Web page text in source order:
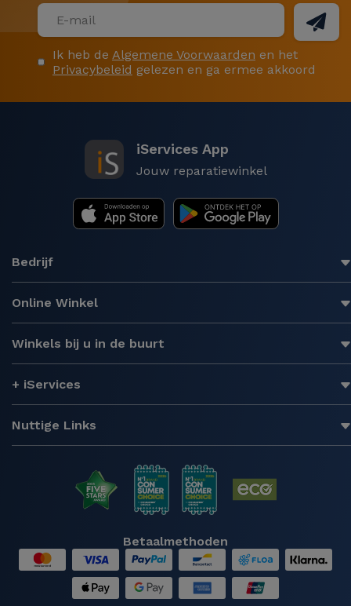
Ik heb de Algemene Voorwaarden en het
Privacybeleid gelezen en ga ermee akkoord
iServices App
Jouw reparatiewinkel
Bedrijf
Online Winkel
Winkels bij u in de buurt
+ iServices
Nuttige Links
Betaalmethoden